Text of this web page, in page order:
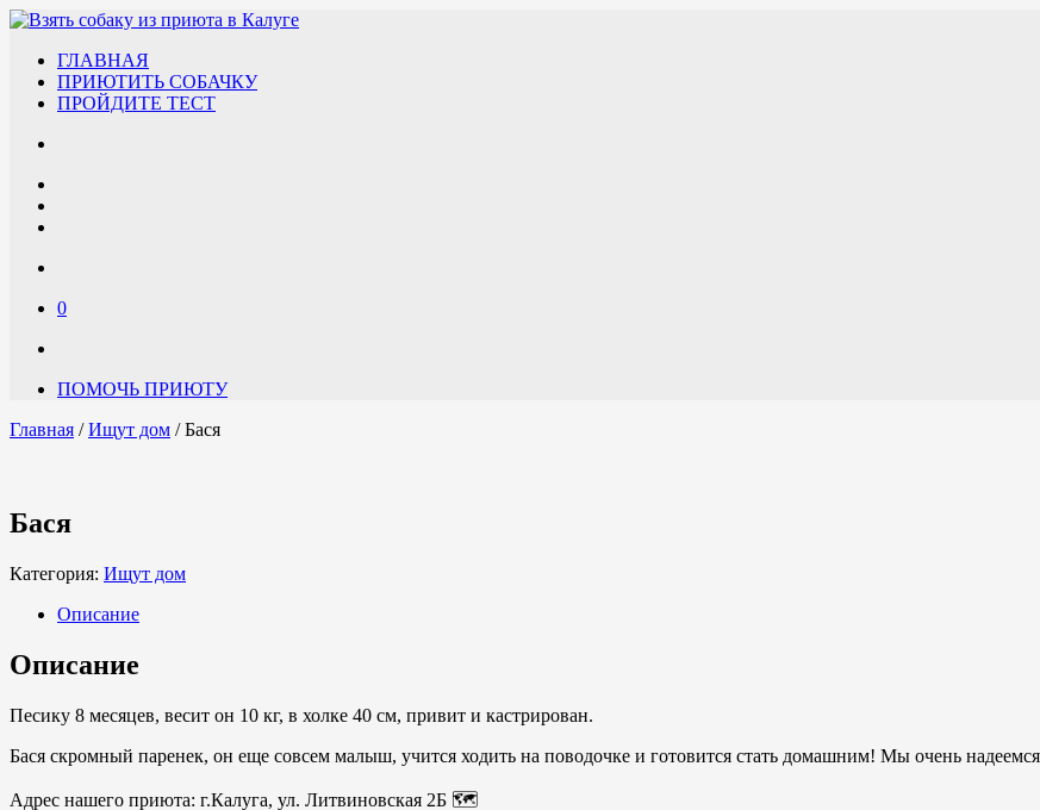
ГЛАВНАЯ
ПРИЮТИТЬ СОБАЧКУ
ПРОЙДИТЕ ТЕСТ
0
ПОМОЧЬ ПРИЮТУ
Главная /Ищут дом / Бася
Бася
Категория: Ищут дом
Описание
Описание
Песику 8 месяцев, весит он 10 кг, в холке 40 см, привит и кастрирован.
Бася скромный паренек, он еще совсем малыш, учится ходить на поводочке и готовится стать домашним! Мы очень надеемся,
Адрес нашего приюта: г.Калуга, ул. Литвиновская 2Б 🗺️